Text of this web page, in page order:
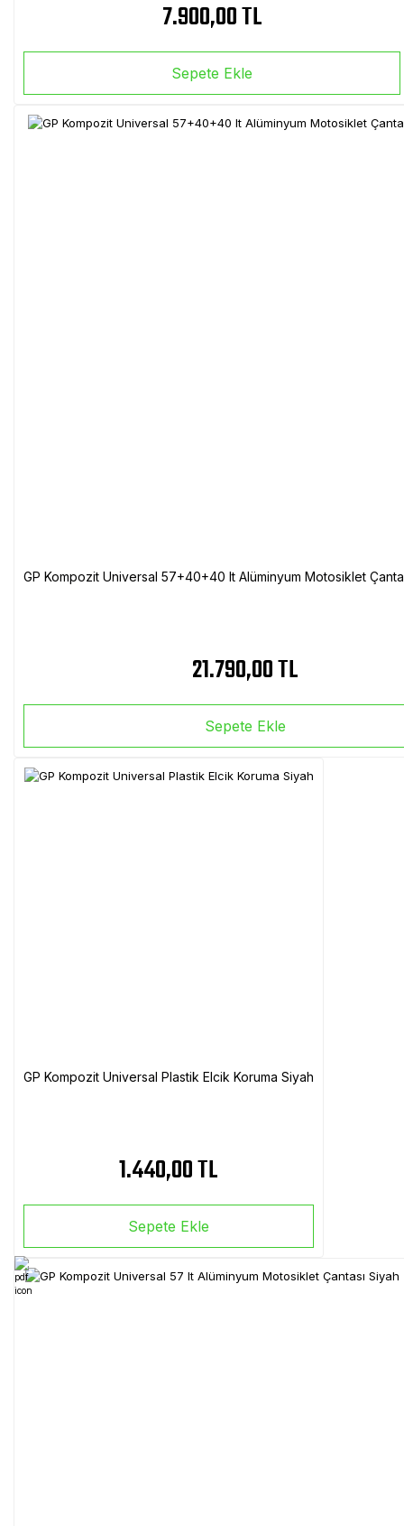
7.900,00 TL
Sepete Ekle
GP Kompozit Universal 57+40+40 lt Alüminyum Motosiklet
21.790,00 TL
Sepete Ekle
GP Kompozit Universal Plastik Elcik Koruma Siyah
1.440,00 TL
Sepete Ekle